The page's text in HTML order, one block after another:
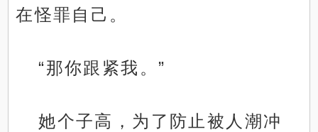
在怪罪自己。
“那你跟紧我。”
她个子高，为了防止被人潮冲